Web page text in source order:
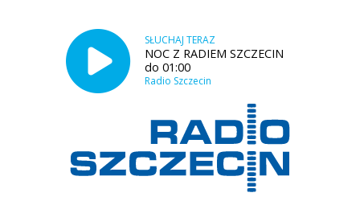
SŁUCHAJ TERAZ
NOC Z RADIEM SZCZECIN
do 01:00
Radio Szczecin